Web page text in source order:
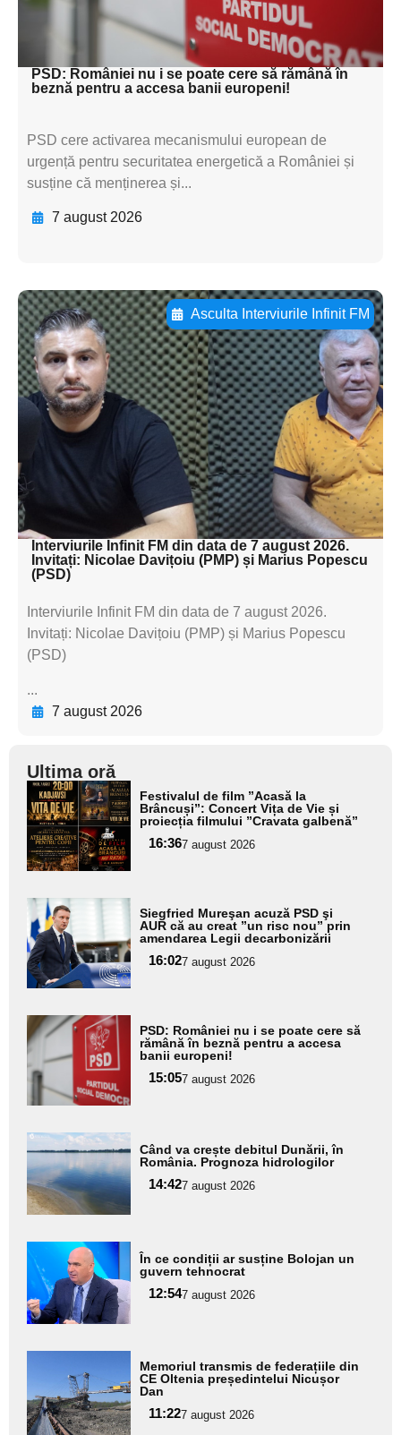
subtitluAdaugă aici
textul pentru subti
PSD: României nu i se poate cere să rămână în
beznă pentru a accesa banii europeni!
PSD cere activarea mecanismului european de
urgență pentru securitatea energetică a României și
susține că menținerea și...
7 august 2026
Asculta Interviurile Infinit FM
Adaugă aici textul pentru
subtitluAdaugă aici
textul pentru
subtitluAdaugă aici
textul pentru
subtitluAdaugă aici
textul pentru subti
Interviurile Infinit FM din data de 7 august 2026.
Invitați: Nicolae Davițoiu (PMP) și Marius Popescu
(PSD)
Interviurile Infinit FM din data de 7 august 2026.
Invitați: Nicolae Davițoiu (PMP) și Marius Popescu
(PSD)
...
7 august 2026
Ultima oră
Adaugă
aici textul
pentru
subtitlu
Festivalul de film ”Acasă la
Brâncuși”: Concert Vița de Vie și
proiecția filmului ”Cravata galbenă”
16:367 august 2026
Adaugă
aici textul
pentru
subtitlu
Siegfried Mureşan acuză PSD şi
AUR că au creat ”un risc nou” prin
amendarea Legii decarbonizării
16:027 august 2026
Adaugă
aici textul
pentru
subtitlu
PSD: României nu i se poate cere să
rămână în beznă pentru a accesa
banii europeni!
15:057 august 2026
Adaugă
aici textul
pentru
subtitlu
Când va crește debitul Dunării, în
România. Prognoza hidrologilor
14:427 august 2026
Adaugă
aici textul
pentru
subtitlu
În ce condiții ar susține Bolojan un
guvern tehnocrat
12:547 august 2026
aici textul
pentru
subtitlu
Memoriul transmis de federațiile din
CE Oltenia președintelui Nicușor
Dan
11:227 august 2026